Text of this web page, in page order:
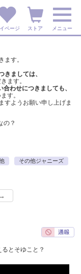
ページ ストア メニュー
ます。
ましては、
ます。
合わせにつきましても、
す。
すようお願い申し上げま
の？
その他ジャニーズ
→
とそゆこと？